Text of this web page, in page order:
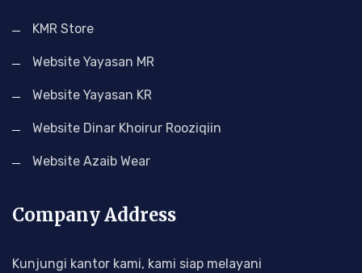
KMR Store
Website Yayasan MR
Website Yayasan KR
Website Dinar Khoirur Rooziqiin
Website Azaib Wear
Company Address
Kunjungi kantor kami, kami siap melayani